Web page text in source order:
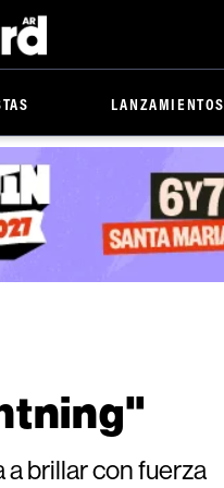
LANZAMIENTOS
a brillar con fuerza